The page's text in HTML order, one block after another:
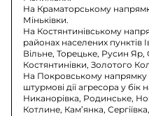
На Краматорському
Міньківки.
На Костянтинівському
районах населених пунктів
Вільне, Торецьке, Русин Яр,
Костянтинівки, Золотого
На Покровському напрямку
штурмові дії агресора у бік
Никанорівка, Родинське,
Котлине, Кам’янка,